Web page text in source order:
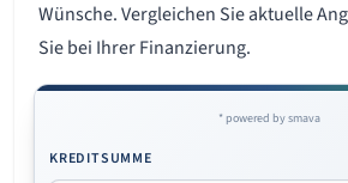
Wünsche. Vergleichen Sie aktuelle
Sie bei Ihrer Finanzierung.
* powered by smava
KREDITSUMME